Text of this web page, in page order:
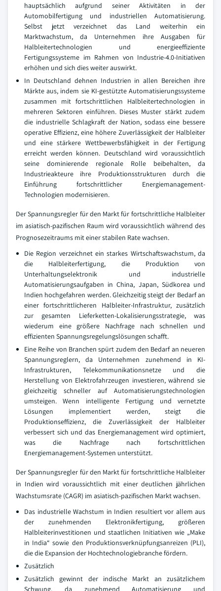
hauptsächlich aufgrund seiner Aktivitäten in der
Automobilfertigung und industriellen Automatisierung.
Selbst jetzt verzeichnet das Land weiterhin ein
Marktwachstum, da Unternehmen ihre Ausgaben für
Halbleitertechnologien und energieeffiziente
Fertigungssysteme im Rahmen von Industrie-4.0-Initiativen
erhöhen und sich dies weiter auswirkt.
In Deutschland dehnen Industrien in allen Bereichen ihre
Märkte aus, indem sie KI-gestützte Automatisierungssysteme
zusammen mit fortschrittlichen Halbleitertechnologien in
mehreren Sektoren einführen. Dieses Muster stärkt zudem
die industrielle Schlagkraft der Nation, sodass eine bessere
operative Effizienz, eine höhere Zuverlässigkeit der Halbleiter
und eine stärkere Wettbewerbsfähigkeit in der Fertigung
erreicht werden können. Deutschland wird voraussichtlich
seine dominierende regionale Rolle beibehalten, da
Industrieakteure ihre Produktionsstrukturen durch die
Einführung fortschrittlicher Energiemanagement-
Technologien modernisieren.
Der Spannungsregler für den Markt für fortschrittliche Halbleiter
im asiatisch-pazifischen Raum wird voraussichtlich während des
Prognosezeitraums mit einer stabilen Rate wachsen.
Die Region verzeichnet ein starkes Wirtschaftswachstum, da
die Halbleiterfertigung, die Produktion von
Unterhaltungselektronik und industrielle
Automatisierungsaufgaben in China, Japan, Südkorea und
Indien hochgefahren werden. Gleichzeitig steigt der Bedarf an
einer fortschrittlicheren Halbleiter-Infrastruktur, zusätzlich
zur gesamten Lieferketten-Lokalisierungsstrategie, was
wiederum eine größere Nachfrage nach schnellen und
effizienten Spannungsregelungslösungen schafft.
Eine Reihe von Branchen spürt zudem den Bedarf an neueren
Spannungsreglern, da Unternehmen zunehmend in KI-
Infrastrukturen, Telekommunikationsnetze und die
Herstellung von Elektrofahrzeugen investieren, während sie
gleichzeitig schneller auf Automatisierungstechnologien
umsteigen. Wenn intelligente Fertigung und vernetzte
Lösungen implementiert werden, steigt die
Produktionseffizienz, die Zuverlässigkeit der Halbleiter
verbessert sich und das Energiemanagement wird optimiert,
was die Nachfrage nach fortschrittlichen
Energiemanagement-Systemen unterstützt.
Der Spannungsregler für den Markt für fortschrittliche Halbleiter
in Indien wird voraussichtlich mit einer deutlichen jährlichen
Wachstumsrate (CAGR) im asiatisch-pazifischen Markt wachsen.
Das industrielle Wachstum in Indien resultiert vor allem aus
der zunehmenden Elektronikfertigung, größeren
Halbleiterinvestitionen und staatlichen Initiativen wie „Make
in India“ sowie den Produktionsverknüpfungsanreizen (PLI),
die die Expansion der Hochtechnologiebranche fördern.
Zusätzlich
Zusätzlich gewinnt der indische Markt an zusätzlichem
Schwung, da zunehmend Automatisierung und